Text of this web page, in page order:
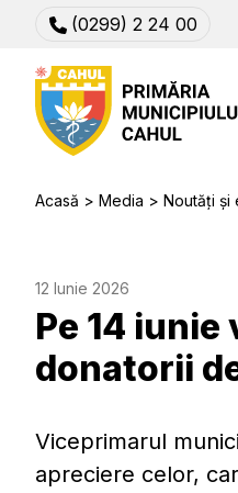
(0299) 2 24 00
Acasă Media Noutăți și
12 Iunie 2026
Pe 14
donatorii
Viceprimarul
apreciere celor,